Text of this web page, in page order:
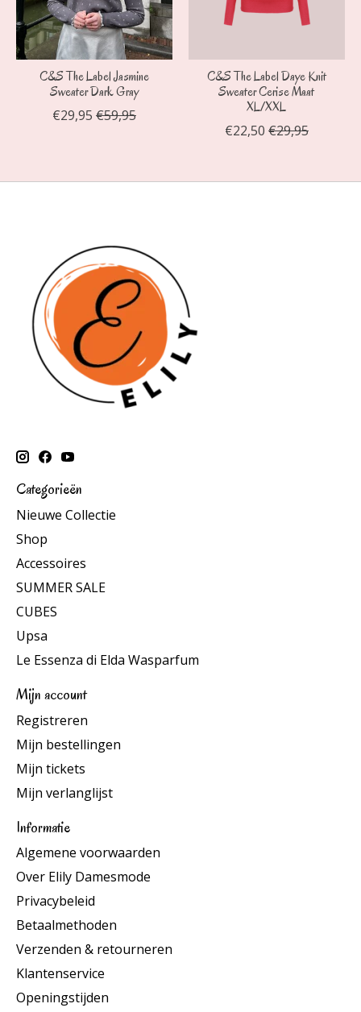
C&S The Label Jasmine
Sweater Dark Gray
€29,95 €59,95
C&S The Label Daye Knit
Sweater Cerise Maat
XL/XXL
€22,50 €29,95
Categorieën
Nieuwe Collectie
Shop
Accessoires
SUMMER SALE
CUBES
Upsa
Le Essenza di Elda Wasparfum
Mijn account
Registreren
Mijn bestellingen
Mijn tickets
Mijn verlanglijst
Informatie
Algemene voorwaarden
Over Elily Damesmode
Privacybeleid
Betaalmethoden
Verzenden & retourneren
Klantenservice
Openingstijden